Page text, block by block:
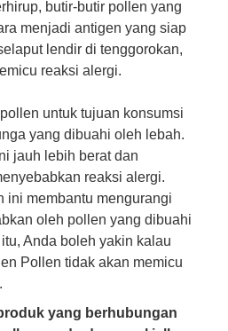
butir-butir pollen yang
menjadi antigen yang siap
lendir di tenggorokan,
reaksi alergi.
untuk tujuan konsumsi
yang dibuahi oleh lebah.
jauh lebih berat dan
reaksi alergi.
ini membantu mengurangi
oleh pollen yang dibuahi
Anda boleh yakin kalau
Pollen tidak akan memicu
yang berhubungan